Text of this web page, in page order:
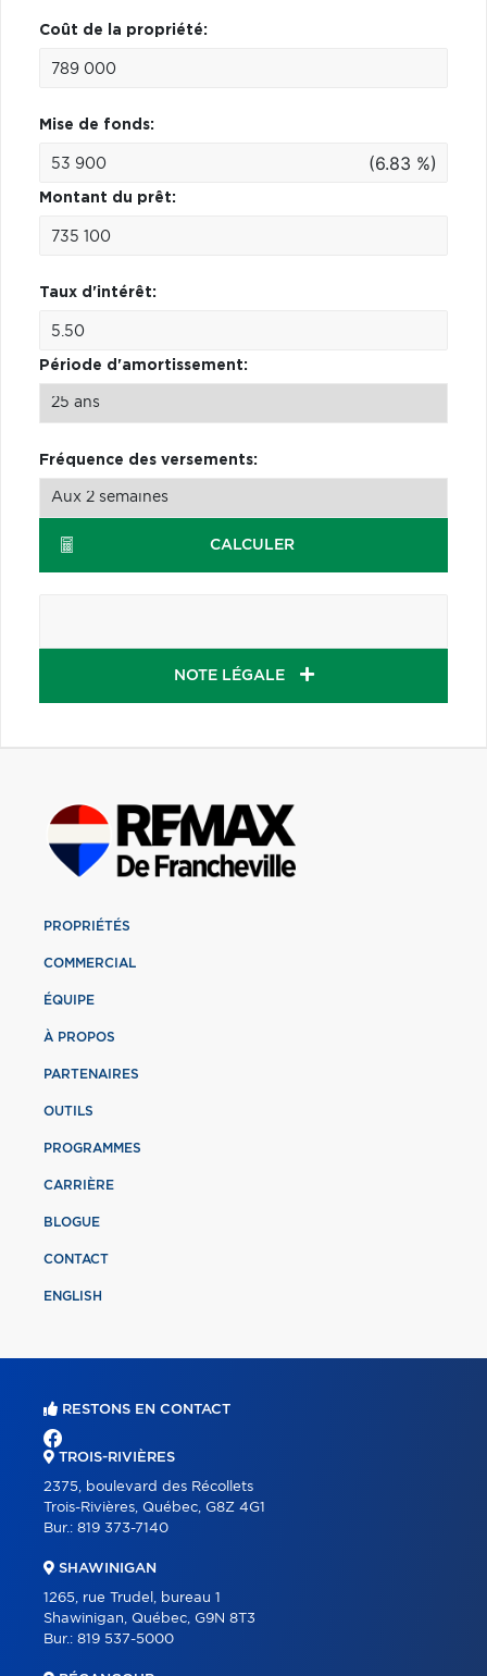
Coût de la propriété:
Mise de fonds:
(6.83 %)
Montant du prêt:
Taux d'intérêt:
Période d'amortissement:
Fréquence des versements:
CALCULER
NOTE LÉGALE
PROPRIÉTÉS
COMMERCIAL
ÉQUIPE
À PROPOS
PARTENAIRES
OUTILS
PROGRAMMES
CARRIÈRE
BLOGUE
CONTACT
ENGLISH
RESTONS EN CONTACT
TROIS-RIVIÈRES
2375, boulevard des Récollets
Trois-Rivières, Québec, G8Z 4G1
Bur.: 819 373-7140
SHAWINIGAN
1265, rue Trudel, bureau 1
Shawinigan, Québec, G9N 8T3
Bur.: 819 537-5000